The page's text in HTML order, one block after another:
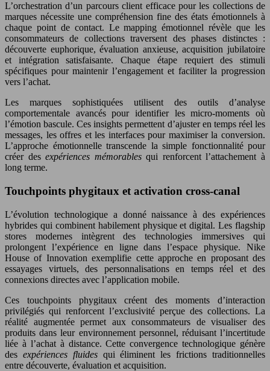
L’orchestration d’un parcours client efficace pour les collections de
marques nécessite une compréhension fine des états émotionnels à
chaque point de contact. Le mapping émotionnel révèle que les
consommateurs de collections traversent des phases distinctes :
découverte euphorique, évaluation anxieuse, acquisition jubilatoire
et intégration satisfaisante. Chaque étape requiert des stimuli
spécifiques pour maintenir l’engagement et faciliter la progression
vers l’achat.
Les marques sophistiquées utilisent des outils d’analyse
comportementale avancés pour identifier les micro-moments où
l’émotion bascule. Ces insights permettent d’ajuster en temps réel les
messages, les offres et les interfaces pour maximiser la conversion.
L’approche émotionnelle transcende la simple fonctionnalité pour
créer desexpériences mémorablesqui renforcent l’attachement à
long terme.
Touchpoints phygitaux et activation cross-canal
L’évolution technologique a donné naissance à des expériences
hybrides qui combinent habilement physique et digital. Les flagship
stores modernes intègrent des technologies immersives qui
prolongent l’expérience en ligne dans l’espace physique. Nike
House of Innovation exemplifie cette approche en proposant des
essayages virtuels, des personnalisations en temps réel et des
connexions directes avec l’application mobile.
Ces touchpoints phygitaux créent des moments d’interaction
privilégiés qui renforcent l’exclusivité perçue des collections. La
réalité augmentée permet aux consommateurs de visualiser des
produits dans leur environnement personnel, réduisant l’incertitude
liée à l’achat à distance. Cette convergence technologique génère
des expériences fluides qui éliminent les frictions traditionnelles
entre découverte, évaluation et acquisition.